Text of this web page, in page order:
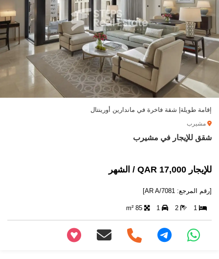
إقامة طويلة| شقة فاخرة في ماندارين أورينتال
مشيرب
شقق للإيجار في مشيرب
للإيجار 17,000 QAR / الشهر
[رقم المرجع: AR A/7081]
1
2
1
85 m²